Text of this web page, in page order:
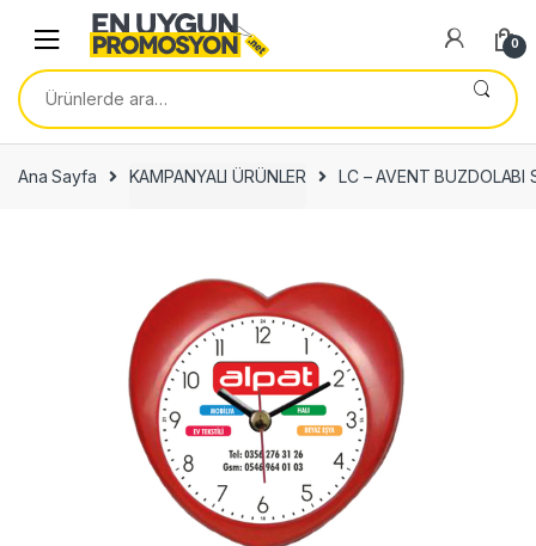
navigation
content
0
Ara:
Ana Sayfa KAMPANYALI ÜRÜNLER LC – AVENT